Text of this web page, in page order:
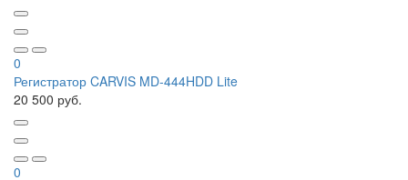
0
Регистратор CARVIS MD-444HDD Lite
20 500 руб.
0